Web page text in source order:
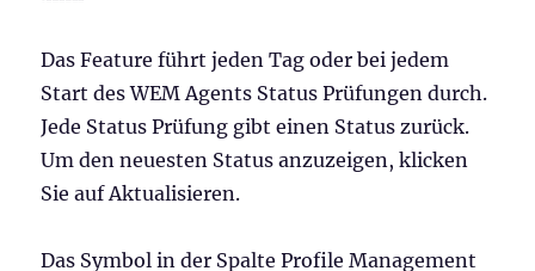
Das Feature führt jeden Tag oder bei jedem
Start des WEM Agents Status Prüfungen durch.
Jede Status Prüfung gibt einen Status zurück.
Um den neuesten Status anzuzeigen, klicken
Sie auf Aktualisieren.
Das Symbol in der Spalte Profile Management